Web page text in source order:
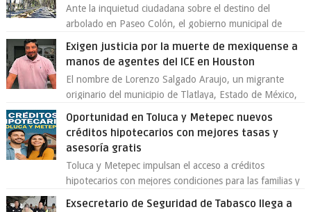
Ante la inquietud ciudadana sobre el destino del
arbolado en Paseo Colón, el gobierno municipal de
Exigen justicia por la muerte de mexiquense a
manos de agentes del ICE en Houston
El nombre de Lorenzo Salgado Araujo, un migrante
originario del municipio de Tlatlaya, Estado de México,
Oportunidad en Toluca y Metepec nuevos
créditos hipotecarios con mejores tasas y
asesoría gratis
Toluca y Metepec impulsan el acceso a créditos
hipotecarios con mejores condiciones para las familias y
Exsecretario de Seguridad de Tabasco llega a